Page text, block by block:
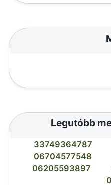
Legutóbb
33749364787
06704577548
06205593897